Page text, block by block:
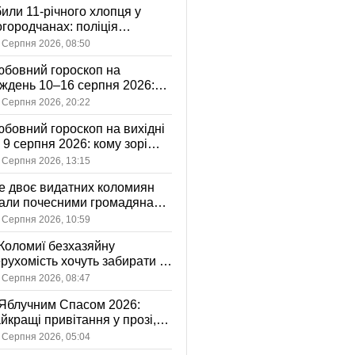
11-річного хлопця у
поліція
обставини ДТП
Серпня 2026, 08:50
гороскоп на
10–16 серпня 2026:
зорі готують у стосунках
знаку
Серпня 2026, 20:22
гороскоп на вихідні
9 серпня 2026: кому зорі
ніжність, а кому —
розмову
Серпня 2026, 13:15
двоє видатних коломиян
почесними громадянами
Серпня 2026, 10:59
безхазяйну
хочуть забирати у
громади: що це
Серпня 2026, 08:47
Спасом 2026:
привітання у прозі,
та картинках
Серпня 2026, 05:04